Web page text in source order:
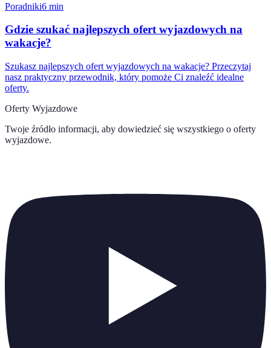
Poradniki6 min
Gdzie szukać najlepszych ofert wyjazdowych na
wakacje?
Szukasz najlepszych ofert wyjazdowych na wakacje? Przeczytaj
nasz praktyczny przewodnik, który pomoże Ci znaleźć idealne
oferty.
Oferty Wyjazdowe
Twoje źródło informacji, aby dowiedzieć się wszystkiego o oferty
wyjazdowe.